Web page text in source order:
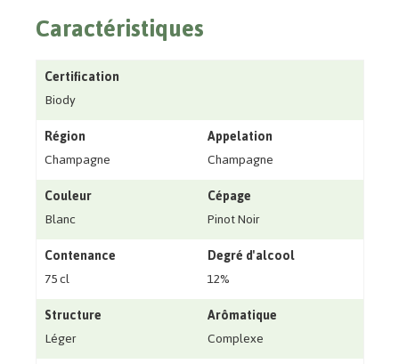
Caractéristiques
Certification
Biody
Région
Champagne
Appelation
Champagne
Couleur
Blanc
Cépage
Pinot Noir
Contenance
75 cl
Degré d'alcool
12%
Structure
Léger
Arômatique
Complexe